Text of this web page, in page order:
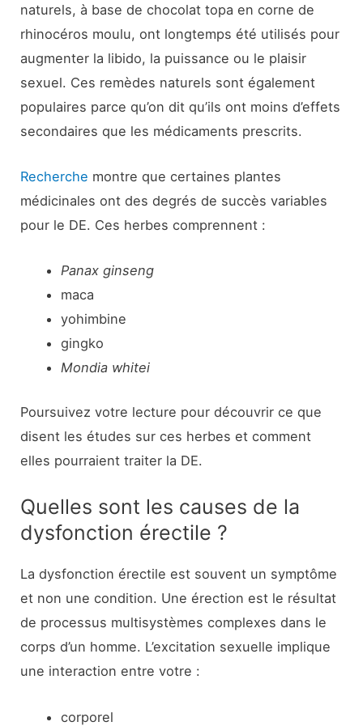
naturels, à base de chocolat topa en corne de
rhinocéros moulu, ont longtemps été utilisés pour
augmenter la libido, la puissance ou le plaisir
sexuel. Ces remèdes naturels sont également
populaires parce qu’on dit qu’ils ont moins d’effets
secondaires que les médicaments prescrits.
Recherche montre que certaines plantes
médicinales ont des degrés de succès variables
pour le DE. Ces herbes comprennent :
Panax ginseng
maca
yohimbine
gingko
Mondia whitei
Poursuivez votre lecture pour découvrir ce que
disent les études sur ces herbes et comment
elles pourraient traiter la DE.
Quelles sont les causes de la
dysfonction érectile ?
La dysfonction érectile est souvent un symptôme
et non une condition. Une érection est le résultat
de processus multisystèmes complexes dans le
corps d’un homme. L’excitation sexuelle implique
une interaction entre votre :
corporel